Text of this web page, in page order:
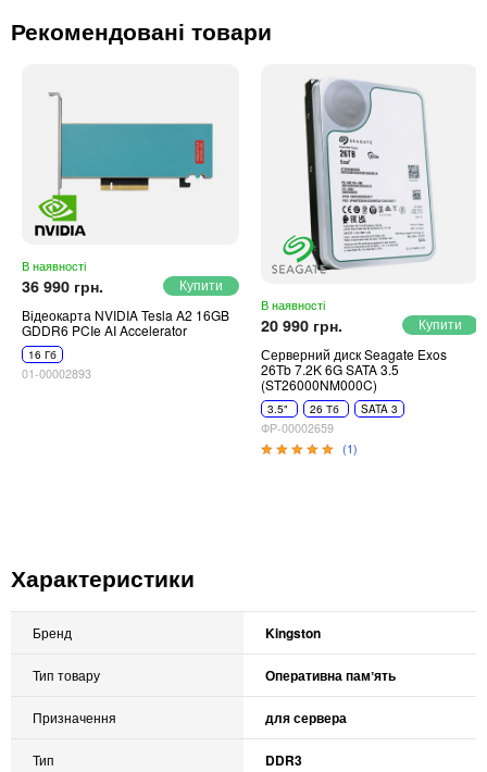
Рекомендовані товари
В наявності
36 990 грн.
Відеокарта NVIDIA Tesla A2 16GB
GDDR6 PCIe AI Accelerator
16 Гб
01-00002893
В наявності
20 990 грн.
Серверний диск Seagate Exos
26Tb 7.2K 6G SATA 3.5
(ST26000NM000C)
3.5" 26 Тб SATA 3
ФР-00002659
(1)
Характеристики
Бренд Kingston
Тип товару Оперативна памʼять
Призначення для сервера
Тип DDR3